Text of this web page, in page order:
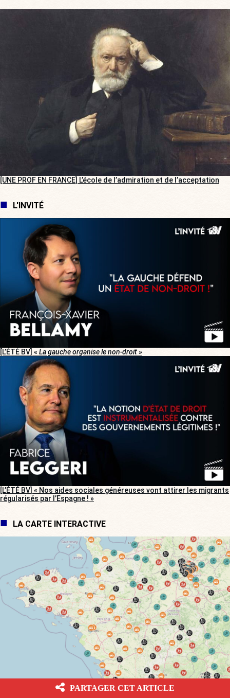
[UNE PROF EN FRANCE] L’école de l’admiration et de l’acceptation
L'INVITÉ
[L’ÉTÉ BV] « La gauche organise le non-droit»
[L’ÉTÉ BV] « Nos aides sociales généreuses vont attirer les migrants
régularisés par l’Espagne ! »
LA CARTE INTERACTIVE
[CARTE INTERACTIVE] Votre ville est-elle une championne de la
PARTAGER CET ARTICLE